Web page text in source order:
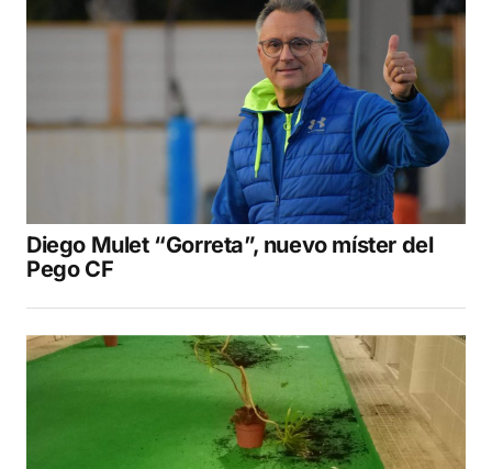
Diego Mulet “Gorreta”, nuevo míster del
Pego CF